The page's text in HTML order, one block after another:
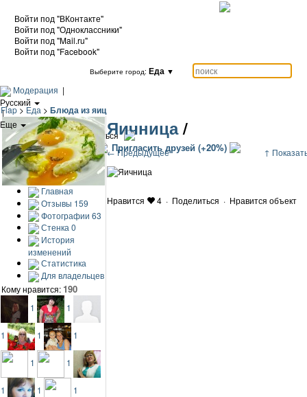
Войти под "ВКонтакте"
Войти под "Одноклассники"
Войти под "Mail.ru"
Войти под "Facebook"
Выберите город: Еда ▼
Модерация |
Русский
|
Еще
|Войти / Зарегистрироваться
Добавить объект Пригласить друзей (+20%)
Flap>Еда > Блюда из яиц
Главная
Отзывы 159
Фотографии 63
Стенка0
История
изменений
Статистика
Для владельцев
Кому нравится: 190
1 1
1 1 1
1 1
1 1 1
Яичница/
← Предыдущее ↑
Нравится 4 · Поделиться · Нравится объект